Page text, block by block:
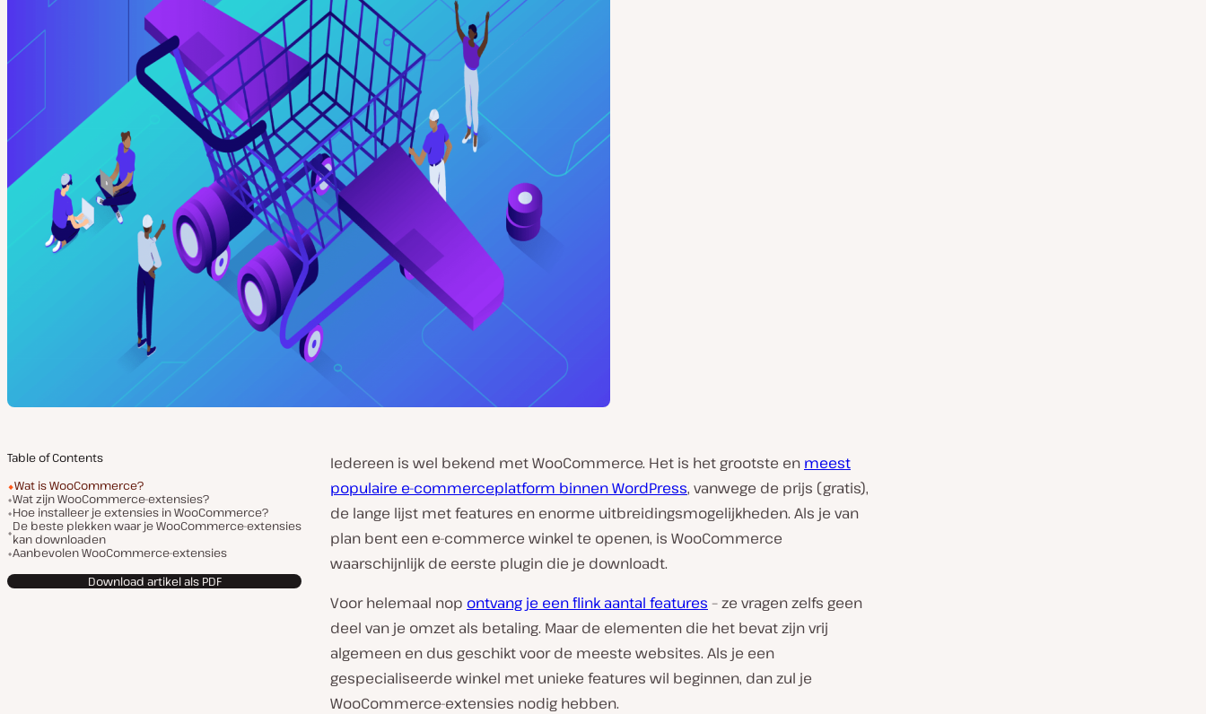
Table of Contents
Wat is WooCommerce?
Wat zijn WooCommerce-extensies?
Hoe installeer je extensies in WooCommerce?
De beste plekken waar je WooCommerce-extensies
kan downloaden
Aanbevolen WooCommerce-extensies
Download artikel als PDF
Iedereen is wel bekend met WooCommerce. Het is het grootste en meest
populaire e-commerceplatform binnen WordPress, vanwege de prijs (gratis),
de lange lijst met features en enorme uitbreidingsmogelijkheden. Als je van
plan bent een e-commerce winkel te openen, is WooCommerce
waarschijnlijk de eerste plugin die je downloadt.
Voor helemaal nop ontvang je een flink aantal features – ze vragen zelfs geen
deel van je omzet als betaling. Maar de elementen die het bevat zijn vrij
algemeen en dus geschikt voor de meeste websites. Als je een
gespecialiseerde winkel met unieke features wil beginnen, dan zul je
WooCommerce-extensies nodig hebben.